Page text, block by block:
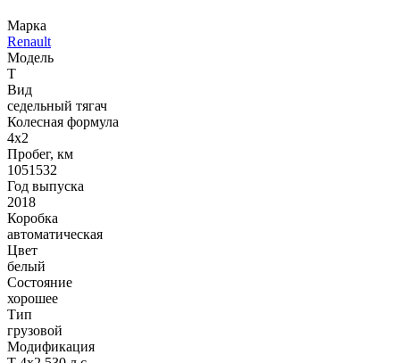
Марка
Renault
Модель
T
Вид
седельный тягач
Колесная формула
4x2
Пробег, км
1051532
Год выпуска
2018
Коробка
автоматическая
Цвет
белый
Состояние
хорошее
Тип
грузовой
Модификация